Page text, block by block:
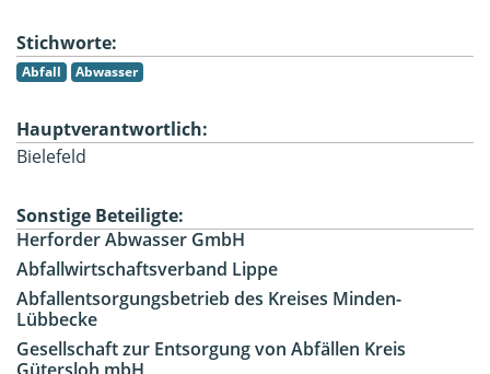
Stichworte:
Abfall Abwasser
Hauptverantwortlich:
Bielefeld
Sonstige Beteiligte:
Herforder Abwasser GmbH
Abfallwirtschaftsverband Lippe
Abfallentsorgungsbetrieb des Kreises Minden-
Lübbecke
Gesellschaft zur Entsorgung von Abfällen Kreis